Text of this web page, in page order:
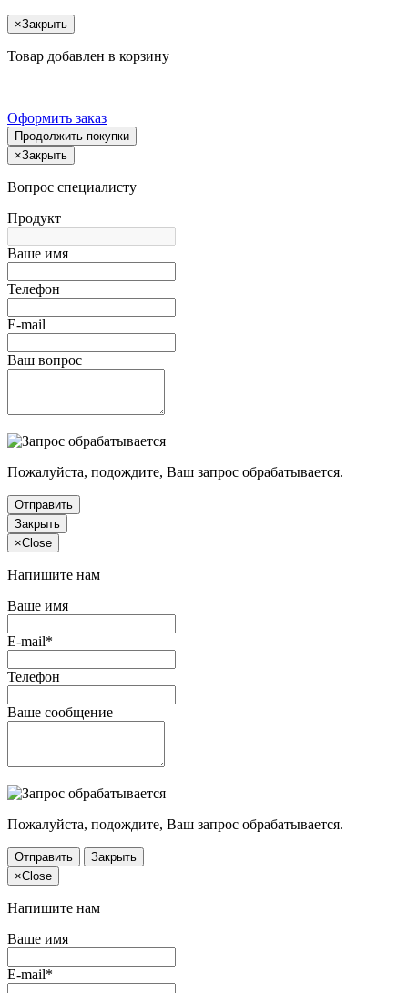
×Закрыть
Товар добавлен в корзину
Оформить заказ
Продолжить покупки
×Закрыть
Вопрос специалисту
Продукт
Ваше имя
Телефон
E-mail
Ваш вопрос
Пожалуйста, подождите, Ваш запрос обрабатывается.
Отправить
Закрыть
×Close
Напишите нам
Ваше имя
E-mail*
Телефон
Ваше сообщение
Пожалуйста, подождите, Ваш запрос обрабатывается.
Отправить
Закрыть
×Close
Напишите нам
Ваше имя
E-mail*